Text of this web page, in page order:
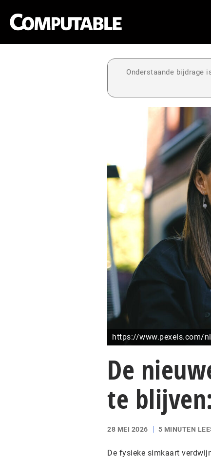
Onderstaande bijdrage
https://www.pexels.com/
De
te
28 MEI 2026 5 MINUTEN
De fysieke simkaart